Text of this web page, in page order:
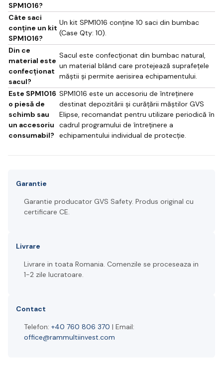
SPM1016?
Câte saci
conține un kit
SPM1016?
Un kit SPM1016 conține 10 saci din bumbac
(Case Qty: 10).
Din ce
material este
confecționat
sacul?
Sacul este confecționat din bumbac natural,
un material blând care protejează suprafețele
măștii și permite aerisirea echipamentului.
Este SPM1016
o piesă de
schimb sau
un accesoriu
consumabil?
SPM1016 este un accesoriu de întreținere
destinat depozitării și curățării măștilor GVS
Elipse, recomandat pentru utilizare periodică în
cadrul programului de întreținere a
echipamentului individual de protecție.
Garantie
Garantie producator GVS Safety. Produs original cu
certificare CE.
Livrare
Livrare in toata Romania. Comenzile se proceseaza in
1-2 zile lucratoare.
Contact
Telefon: +40 760 806 370 | Email:
office@rammultiinvest.com